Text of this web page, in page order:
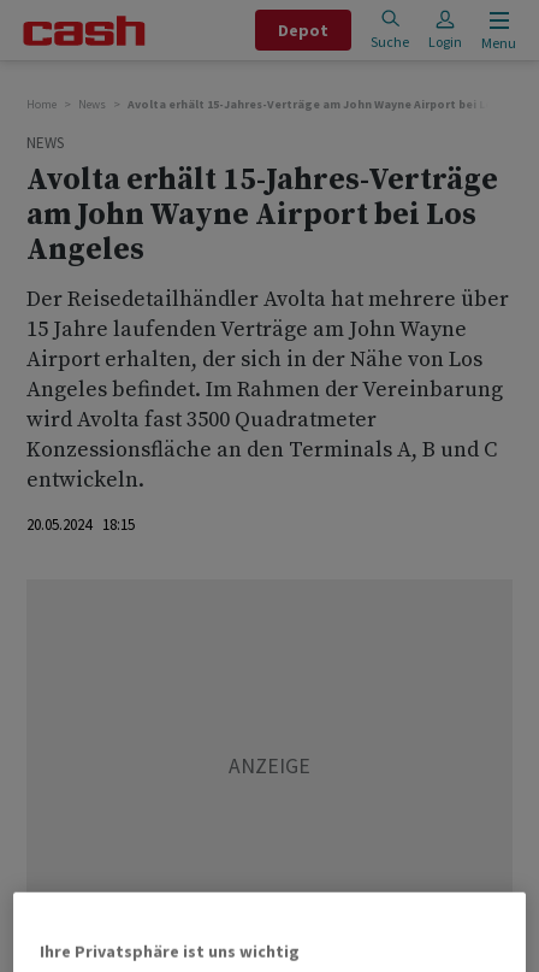
Depot
Suche Login Menu
Home News Avolta erhält 15-Jahres-Verträge am John Wayne Airport bei Los
NEWS
Avolta erhält 15-Jahres-Verträge
am John Wayne Airport bei Los
Angeles
Der Reisedetailhändler Avolta hat mehrere über
15 Jahre laufenden Verträge am John Wayne
Airport erhalten, der sich in der Nähe von Los
Angeles befindet. Im Rahmen der Vereinbarung
wird Avolta fast 3500 Quadratmeter
Konzessionsfläche an den Terminals A, B und C
entwickeln.
20.05.2024 18:15
Ihre Privatsphäre ist uns wichtig